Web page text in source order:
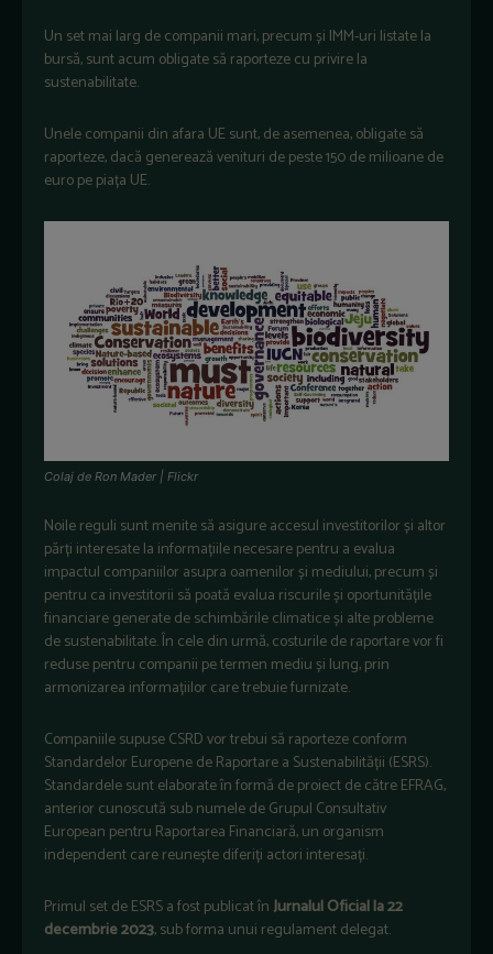
Un set mai larg de companii mari, precum și IMM-uri listate la
bursă, sunt acum obligate să raporteze cu privire la
sustenabilitate.
Unele companii din afara UE sunt, de asemenea, obligate să
raporteze, dacă generează venituri de peste 150 de milioane de
euro pe piața UE.
Colaj de Ron Mader | Flickr
Noile reguli sunt menite să asigure accesul investitorilor și altor
părți interesate la informațiile necesare pentru a evalua
impactul companiilor asupra oamenilor și mediului, precum și
pentru ca investitorii să poată evalua riscurile și oportunitățile
financiare generate de schimbările climatice și alte probleme
de sustenabilitate. În cele din urmă, costurile de raportare vor fi
reduse pentru companii pe termen mediu și lung, prin
armonizarea informațiilor care trebuie furnizate.
Companiile supuse CSRD vor trebui să raporteze conform
Standardelor Europene de Raportare a Sustenabilității (ESRS).
Standardele sunt elaborate în formă de proiect de către EFRAG,
anterior cunoscută sub numele de Grupul Consultativ
European pentru Raportarea Financiară, un organism
independent care reunește diferiți actori interesați.
Primul set de ESRS a fost publicat în Jurnalul Oficial la 22
decembrie 2023, sub forma unui regulament delegat.